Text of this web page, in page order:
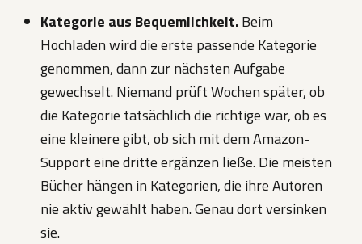
Kategorie aus Bequemlichkeit.Beim
Hochladen wird die erste passende Kategorie
genommen, dann zur nächsten Aufgabe
gewechselt. Niemand prüft Wochen später, ob
die Kategorie tatsächlich die richtige war, ob es
eine kleinere gibt, ob sich mit dem Amazon-
Support eine dritte ergänzen ließe. Die meisten
Bücher hängen in Kategorien, die ihre Autoren
nie aktiv gewählt haben. Genau dort versinken
sie.